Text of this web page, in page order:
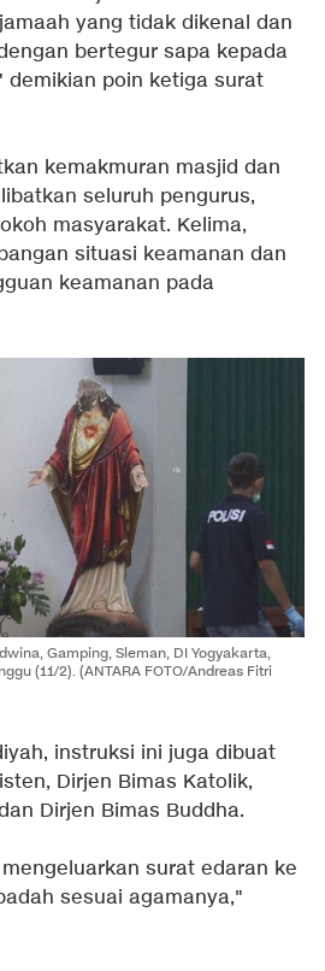
yang tidak dikenal dan
bertegur sapa kepada
demikian poin ketiga surat
kemakmuran masjid dan
seluruh pengurus,
masyarakat. Kelima,
situasi keamanan dan
keamanan pada
Gamping, Sleman, DI Yogyakarta,
(11/2). (ANTARA FOTO/Andreas Fitri
instruksi ini juga dibuat
Dirjen Bimas Katolik,
Dirjen Bimas Buddha.
surat edaran ke
sesuai agamanya,"